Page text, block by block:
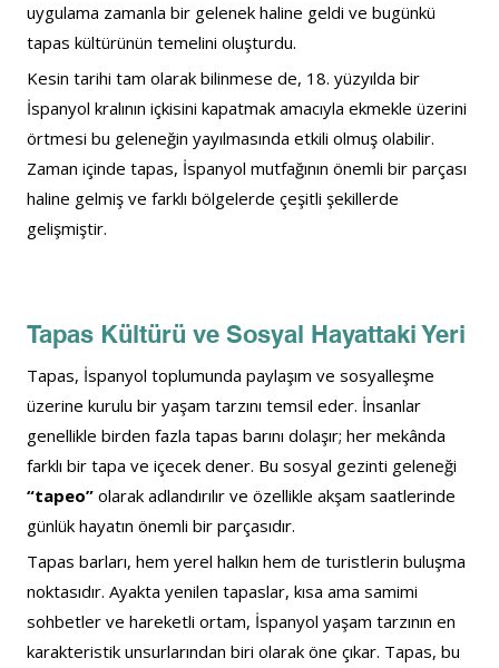
uygulama zamanla bir gelenek haline geldi ve bugünkü
tapas kültürünün temelini oluşturdu.
Kesin tarihi tam olarak bilinmese de, 18. yüzyılda bir
İspanyol kralının içkisini kapatmak amacıyla ekmekle üzerini
örtmesi bu geleneğin yayılmasında etkili olmuş olabilir.
Zaman içinde tapas, İspanyol mutfağının önemli bir parçası
haline gelmiş ve farklı bölgelerde çeşitli şekillerde
gelişmiştir.
Tapas Kültürü ve Sosyal Hayattaki Yeri
Tapas, İspanyol toplumunda paylaşım ve sosyalleşme
üzerine kurulu bir yaşam tarzını temsil eder. İnsanlar
genellikle birden fazla tapas barını dolaşır; her mekânda
farklı bir tapa ve içecek dener. Bu sosyal gezinti geleneği
“tapeo” olarak adlandırılır ve özellikle akşam saatlerinde
günlük hayatın önemli bir parçasıdır.
Tapas barları, hem yerel halkın hem de turistlerin buluşma
noktasıdır. Ayakta yenilen tapaslar, kısa ama samimi
sohbetler ve hareketli ortam, İspanyol yaşam tarzının en
karakteristik unsurlarından biri olarak öne çıkar. Tapas, bu